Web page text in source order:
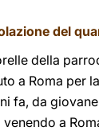
del
della
a Roma per
fa, da
a